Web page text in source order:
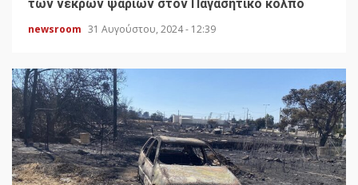
των νεκρών ψαριών στον Παγασητικό κόλπο
newsroom 31 Αυγούστου, 2024 - 12:39